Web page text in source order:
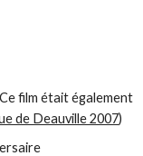
film était également
de Deauville 2007)